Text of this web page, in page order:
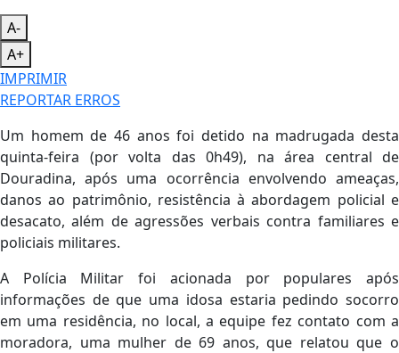
A-
A+
IMPRIMIR
REPORTAR ERROS
Um homem de 46 anos foi detido na madrugada desta
quinta-feira (por volta das 0h49), na área central de
Douradina, após uma ocorrência envolvendo ameaças,
danos ao patrimônio, resistência à abordagem policial e
desacato, além de agressões verbais contra familiares e
policiais militares.
A Polícia Militar foi acionada por populares após
informações de que uma idosa estaria pedindo socorro
em uma residência, no local, a equipe fez contato com a
moradora, uma mulher de 69 anos, que relatou que o